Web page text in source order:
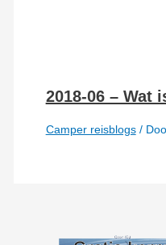
2018-06 – Wat
Camper reisblogs/